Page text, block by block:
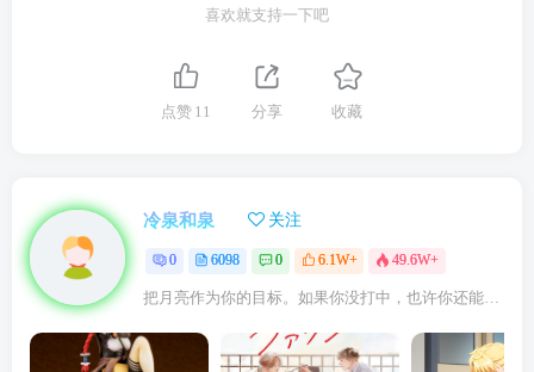
喜欢就支持一下吧
点赞 11 分享 收藏
冷泉和泉 关注
0 6098 0 6.1W+ 49.6W+
把月亮作为你的目标。如果你没打中，也许你还能打中星星